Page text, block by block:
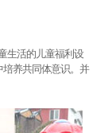
生活的儿童福利设
养共同体意识。并